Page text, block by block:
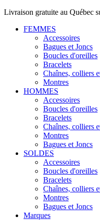
Livraison gratuite au Québec
FEMMES
Accessoires
Bagues et Joncs
Boucles d'oreilles
Bracelets
Chaînes, colliers
Montres
HOMMES
Accessoires
Boucles d'oreilles
Bracelets
Chaînes, colliers
Montres
Bagues et Joncs
SOLDES
Accessoires
Boucles d'oreilles
Bracelets
Chaînes, colliers
Montres
Bagues et Joncs
Marques